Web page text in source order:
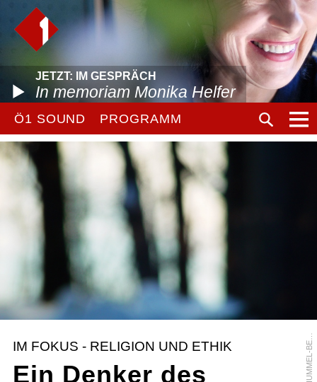
JETZT: IM GESPRÄCH
In memoriam Monika Helfer
Ö1 SOUND PROGRAMM
O
R
IM FOKUS - RELIGION UND ETHIK
Ein Denker des